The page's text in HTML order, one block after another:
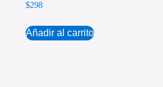
$298
Añadir al carrito